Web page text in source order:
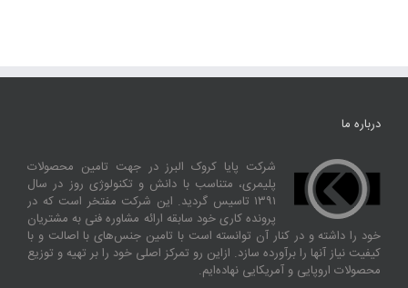
درباره ما
شرکت پایا کروک البرز در جهت تامین محصولات
پلیمری، متناسب با دانش و تکنولوژی روز در سال
۱۳۹۱ تاسیس گردید. این شرکت مفتخر است که در
پرونده کاری خود سابقه ارائه مشاوره فنی به مشتریان
خود را داشته و در کنار آن توانسته‌ است با تامین جنس‌های با اصالت و با
کیفیت نیاز آنها را برآورده سازد. ازاین‌ رو تمرکز اصلی خود را بر تهیه و توزیع
محصولات اروپایی و آمریکایی نهاده‌ایم.